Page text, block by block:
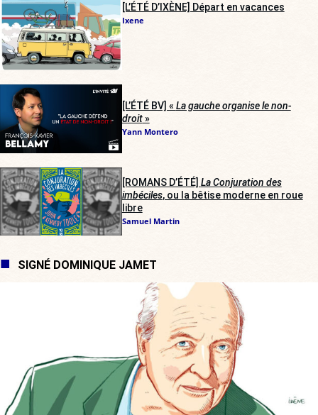
[L’ÉTÉ D’IXÈNE] Départ en vacances
Ixene
[L’ÉTÉ BV] « La gauche organise le non-
droit»
Yann Montero
[ROMANS D’ÉTÉ] La Conjuration des
imbéciles, ou la bêtise moderne en roue
libre
Samuel Martin
SIGNÉ DOMINIQUE JAMET